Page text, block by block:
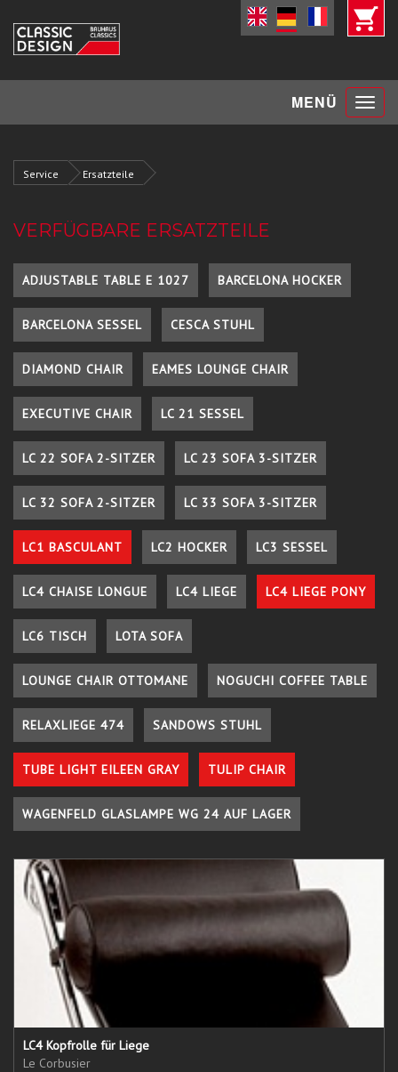
MENÜ Toggle
Service Ersatzteile
VERFÜGBARE ERSATZTEILE
ADJUSTABLE TABLE E 1027 BARCELONA HOCKER
BARCELONA SESSEL CESCA STUHL
DIAMOND CHAIR EAMES LOUNGE CHAIR
EXECUTIVE CHAIR LC 21 SESSEL
LC 22 SOFA 2-SITZER LC 23 SOFA 3-SITZER
LC 32 SOFA 2-SITZER LC 33 SOFA 3-SITZER
LC1 BASCULANT LC2 HOCKER LC3 SESSEL
LC4 CHAISE LONGUE LC4 LIEGE LC4 LIEGE PONY
LC6 TISCH LOTA SOFA
LOUNGE CHAIR OTTOMANE NOGUCHI COFFEE TABLE
RELAXLIEGE 474 SANDOWS STUHL
TUBE LIGHT EILEEN GRAY TULIP CHAIR
WAGENFELD GLASLAMPE WG 24 AUF LAGER
LC4 Kopfrolle für Liege
Le Corbusier